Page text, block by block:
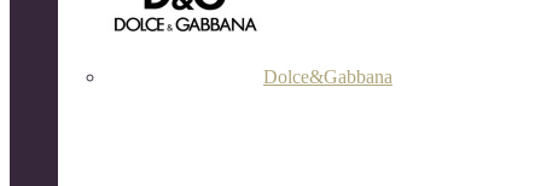
Dolce&Gabbana